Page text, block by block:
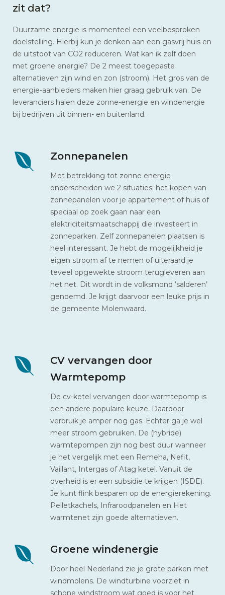
zit dat?
Duurzame energie is momenteel een veelbesproken
doelstelling. Hierbij kun je denken aan een gasvrij huis en
de uitstoot van CO2 reduceren. Wat kan ik zelf doen
met groene energie? De 2 meest toegepaste
alternatieven zijn wind en zon (stroom). Het gros van de
energie-aanbieders maken hier graag gebruik van. De
leveranciers halen deze zonne-energie en windenergie
bij bedrijven uit binnen- en buitenland.
Zonnepanelen
Met betrekking tot zonne energie
onderscheiden we 2 situaties: het kopen van
zonnepanelen voor je appartement of huis of
speciaal op zoek gaan naar een
elektriciteitsmaatschappij die investeert in
zonneparken. Zelf zonnepanelen plaatsen is
heel interessant. Je hebt de mogelijkheid je
eigen stroom af te nemen of uiteraard je
teveel opgewekte stroom terugleveren aan
het net. Dit wordt in de volksmond ‘salderen’
genoemd. Je krijgt daarvoor een leuke prijs in
de gemeente Molenwaard.
CV vervangen door
Warmtepomp
De cv-ketel vervangen door warmtepomp is
een andere populaire keuze. Daardoor
verbruik je amper nog gas. Echter ga je wel
meer stroom gebruiken. De (hybride)
warmtepompen zijn nog best duur wanneer
je het vergelijk met een Remeha, Nefit,
Vaillant, Intergas of Atag ketel. Vanuit de
overheid is er een subsidie te krijgen (ISDE).
Je kunt flink besparen op de energierekening.
Pelletkachels, Infraroodpanelen en Het
warmtenet zijn goede alternatieven.
Groene windenergie
Door heel Nederland zie je grote parken met
windmolens. De windturbine voorziet in
schone windstroom wat goed is voor het